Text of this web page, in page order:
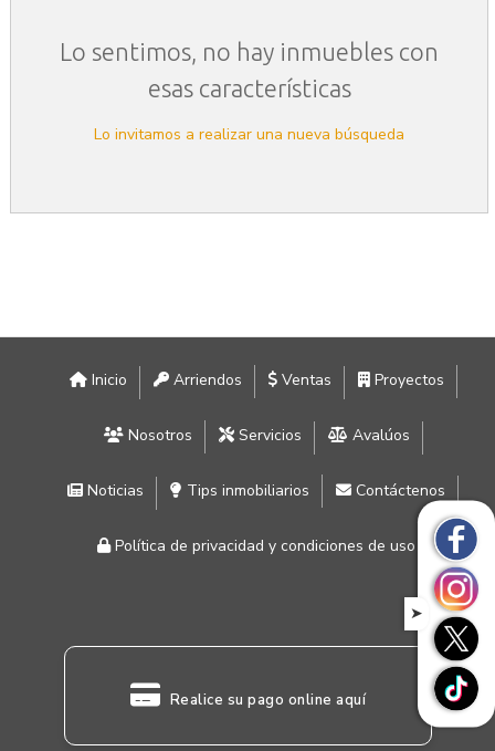
Lo sentimos, no hay inmuebles con
esas características
Lo invitamos a realizar una nueva búsqueda
Inicio Arriendos Ventas Proyectos
Nosotros Servicios Avalúos
Noticias Tips inmobiliarios Contáctenos
Política de privacidad y condiciones de uso
Realice su pago online aquí
➤